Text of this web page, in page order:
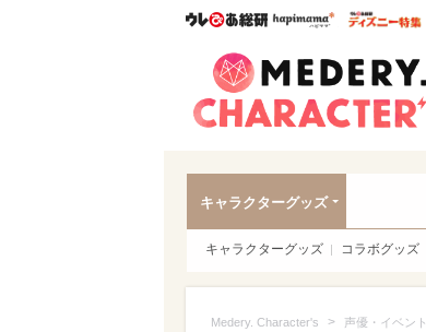
ウレぴあ総研ハピママ*
キャラクターグッズ
キャラクターグッズ コラボグッズ
Medery. Character's > 声優・イベント